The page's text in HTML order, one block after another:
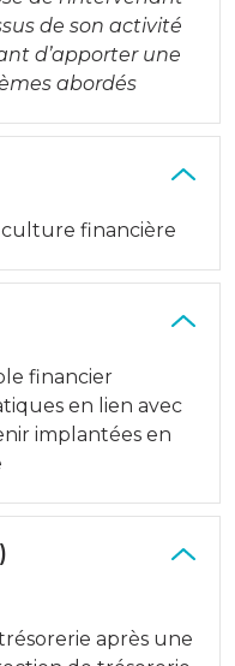
de son activité
d’apporter une
abordés
financière
financier
en lien avec
implantées en
après une